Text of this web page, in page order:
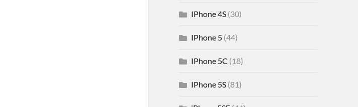
IPhone 4S(30)
IPhone 5(44)
IPhone 5C (18)
IPhone 5S(81)